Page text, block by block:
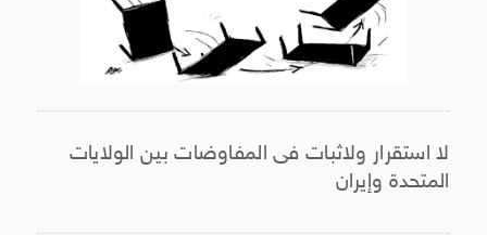
لا استقرار ولاثبات فى المفاوضات بين الولايات
المتحدة وإيران